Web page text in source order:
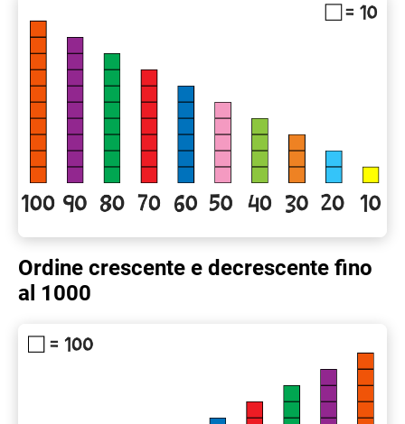
Ordine crescente e decrescente fino
al 1000